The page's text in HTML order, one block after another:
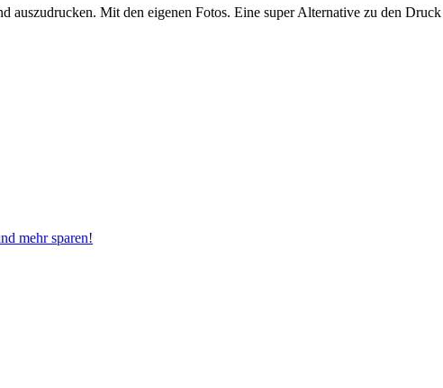
auszudrucken. Mit den eigenen Fotos. Eine super Alternative zu den
mehr sparen!